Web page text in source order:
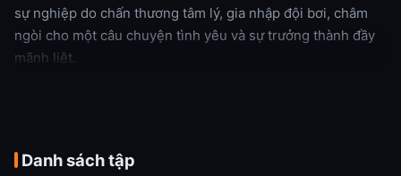
sự nghiệp do chấn thương tâm lý, gia nhập đội bơi, châm
ngòi cho một câu chuyện tình yêu và sự trưởng thành đầy
mãnh liệt.
Danh sách tập